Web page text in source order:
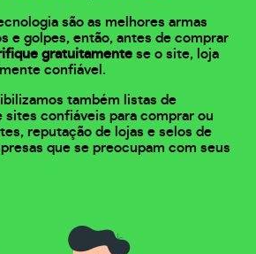
são as melhores armas
e golpes, então, antes de comprar
gratuitamente se o site, loja
confiável.
também listas de
sites confiáveis para comprar ou
reputação de lojas e selos de
que se preocupam com seus